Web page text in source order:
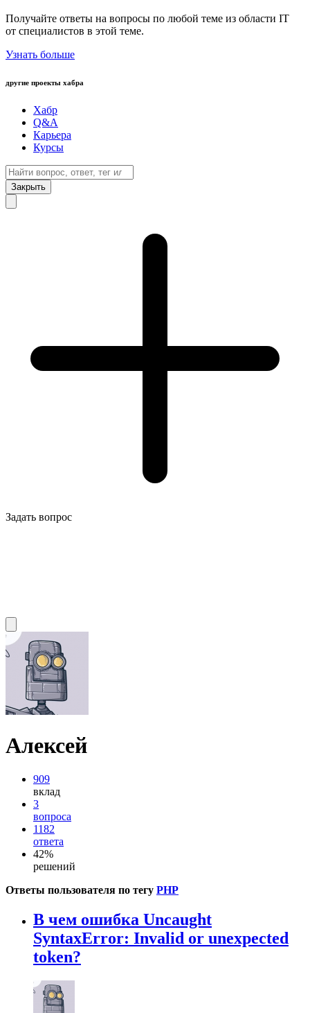
Получайте ответы на вопросы по любой теме из области IT
от специалистов в этой теме.
Узнать больше
другие проекты хабра
Хабр
Q&A
Карьера
Курсы
Закрыть
Задать вопрос
Алексей
909
вклад
3
вопроса
1182
ответа
42%
решений
Ответы пользователя по тегу PHP
В чем ошибка Uncaught
SyntaxError: Invalid or unexpected
token?